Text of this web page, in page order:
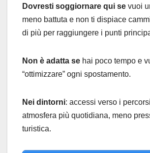
Dovresti soggiornare qui se vuoi
meno battuta e non ti dispiace
di più per raggiungere i punti
Non è adatta se hai poco tempo e
“ottimizzare” ogni spostamento.
Nei dintorni: accessi verso i
atmosfera più quotidiana, meno
turistica.